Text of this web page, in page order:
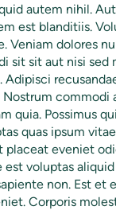
autem nihil.
est blanditiis.
Veniam dolores
sit sit aut nisi sed
Adipisci
commodi
quia. Possimus
quas ipsum
placeat eveniet
est voluptas
non. Est et
Corporis